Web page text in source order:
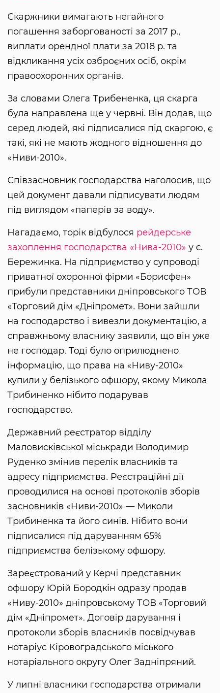
Скаржники вимагають негайного
погашення заборгованості за 2017 р.,
виплати орендної плати за 2018 р. та
відкликання усіх озброєних осіб, окрім
правоохоронних органів.
За словами Олега Трибененка, ця скарга
була направлена ще у червні. Він додав, що
серед людей, які підписалися під скаргою, є
такі, які не мають жодного відношення до
«Ниви-2010».
Співзасновник господарства наголосив, що
цей документ давали підписувати людям
під виглядом «паперів за воду».
Нагадаємо, торік відбулося рейдерське
захоплення господарства «Нива-2010» у с.
Бережинка. На підприємство у супроводі
приватної охоронної фірми «Борисфен»
прибули представники дніпровського ТОВ
«Торговий дім «Дніпромет». Вони зайшли
на господарство і вивезли документацію, а
справжньому власнику заявили, що він уже
не господар. Тоді було оприлюднено
інформацію, що права на «Ниву-2010»
купили у белізького офшору, якому Микола
Трибиненко нібито подарував
господарство.
Державний реєстратор відділу
Маловисківської міськради Володимир
Руденко змінив перелік власників та
адресу підприємства. Реєстраційні дії
проводилися на основі протоколів зборів
засновників «Ниви-2010» — Миколи
Трибиненка та його синів. Нібито вони
підписалися під даруванням 65%
підприємства белізькому офшору.
Зареєстрований у Керчі представник
офшору Юрій Бородкін одразу продав
«Ниву-2010» дніпровському ТОВ «Торговий
дім «Дніпромет». Договір дарування і
протоколи зборів власників посвідчував
нотаріус Кіровоградського міського
нотаріального округу Олег Задніпряний.
У липні власники господарства отримали